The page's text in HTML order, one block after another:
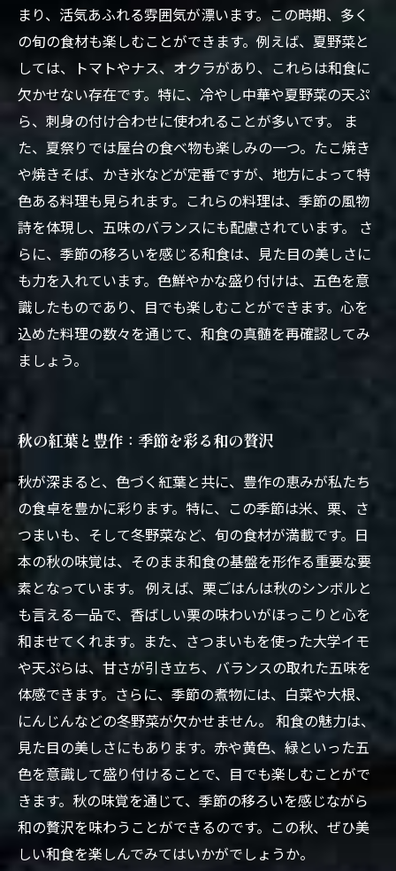
まり、活気あふれる雰囲気が漂います。この時期、多く
の旬の食材も楽しむことができます。例えば、夏野菜と
しては、トマトやナス、オクラがあり、これらは和食に
欠かせない存在です。特に、冷やし中華や夏野菜の天ぷ
ら、刺身の付け合わせに使われることが多いです。 ま
た、夏祭りでは屋台の食べ物も楽しみの一つ。たこ焼き
や焼きそば、かき氷などが定番ですが、地方によって特
色ある料理も見られます。これらの料理は、季節の風物
詩を体現し、五味のバランスにも配慮されています。 さ
らに、季節の移ろいを感じる和食は、見た目の美しさに
も力を入れています。色鮮やかな盛り付けは、五色を意
識したものであり、目でも楽しむことができます。心を
込めた料理の数々を通じて、和食の真髄を再確認してみ
ましょう。
秋の紅葉と豊作：季節を彩る和の贅沢
秋が深まると、色づく紅葉と共に、豊作の恵みが私たち
の食卓を豊かに彩ります。特に、この季節は米、栗、さ
つまいも、そして冬野菜など、旬の食材が満載です。日
本の秋の味覚は、そのまま和食の基盤を形作る重要な要
素となっています。 例えば、栗ごはんは秋のシンボルと
も言える一品で、香ばしい栗の味わいがほっこりと心を
和ませてくれます。また、さつまいもを使った大学イモ
や天ぷらは、甘さが引き立ち、バランスの取れた五味を
体感できます。さらに、季節の煮物には、白菜や大根、
にんじんなどの冬野菜が欠かせません。 和食の魅力は、
見た目の美しさにもあります。赤や黄色、緑といった五
色を意識して盛り付けることで、目でも楽しむことがで
きます。秋の味覚を通じて、季節の移ろいを感じながら
和の贅沢を味わうことができるのです。この秋、ぜひ美
しい和食を楽しんでみてはいかがでしょうか。